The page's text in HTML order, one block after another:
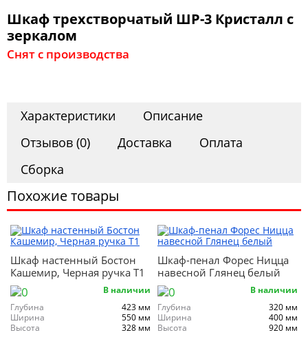
Прихожая
Комоды
Матрасы
Ротанг
Шкаф трехстворчатый ШР-3 Кристалл с
зеркалом
Снят с производства
Характеристики
Описание
Отзывов (0)
Доставка
Оплата
Сборка
Похожие товары
Шкаф настенный Бостон
Кашемир, Черная ручка Т1
В наличии
Глубина
423 мм
Ширина
550 мм
Высота
328 мм
Шкаф-пенал Форес Ницца
навесной Глянец белый
В наличии
Глубина
320 мм
Ширина
400 мм
Высота
920 мм